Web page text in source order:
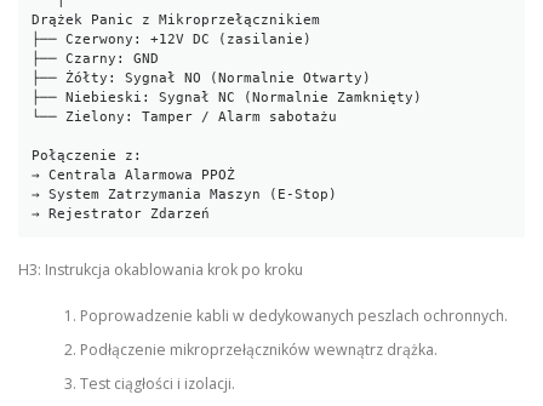
Drążek Panic z Mikroprzełącznikiem
├── Czerwony: +12V DC (zasilanie)
├── Czarny: GND
├── Żółty: Sygnał NO (Normalnie Otwarty)
├── Niebieski: Sygnał NC (Normalnie Zamknięty)
└── Zielony: Tamper / Alarm sabotażu
Połączenie z:
→ Centrala Alarmowa PPOŻ
→ System Zatrzymania Maszyn (E-Stop)
→ Rejestrator Zdarzeń
H3: Instrukcja okablowania krok po kroku
Poprowadzenie kabli w dedykowanych peszlach ochronnych.
Podłączenie mikroprzełączników wewnątrz drążka.
Test ciągłości i izolacji.